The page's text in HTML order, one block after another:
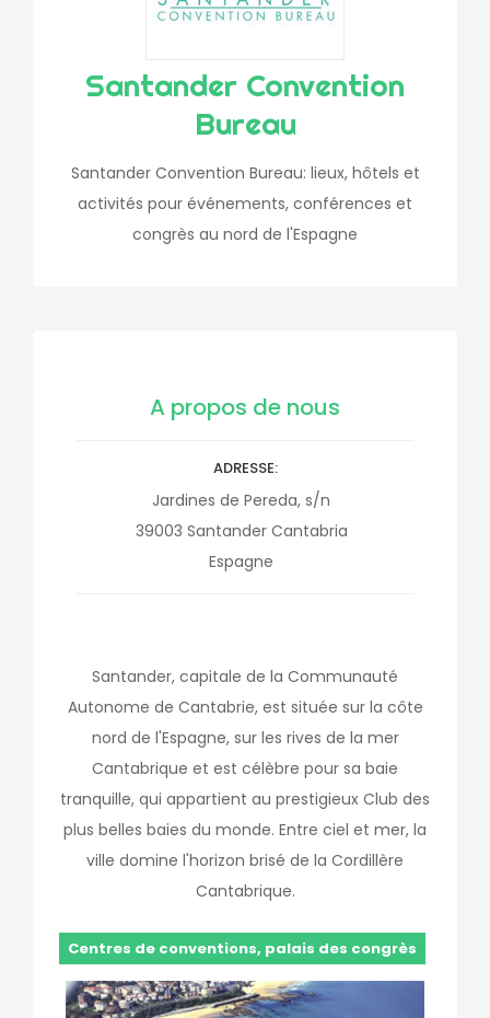
Santander Convention
Bureau
Santander Convention Bureau: lieux, hôtels et
activités pour événements, conférences et
congrès au nord de l'Espagne
A propos de nous
ADRESSE
Jardines de Pereda, s/n
39003 Santander Cantabria
Espagne
Santander, capitale de la Communauté
Autonome de Cantabrie, est située sur la côte
nord de l'Espagne, sur les rives de la mer
Cantabrique et est célèbre pour sa baie
tranquille, qui appartient au prestigieux Club des
plus belles baies du monde. Entre ciel et mer, la
ville domine l'horizon brisé de la Cordillère
Cantabrique.
Centres de conventions, palais des congrès